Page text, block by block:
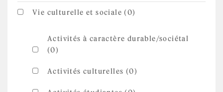
Vie culturelle et sociale (0)
Activités à caractère durable/sociétal
(0)
Activités culturelles (0)